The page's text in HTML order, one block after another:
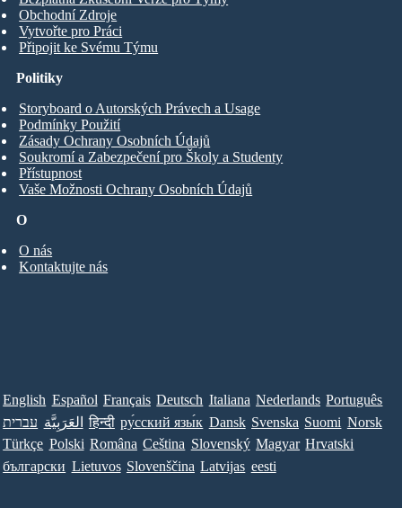
Obchodní Zdroje
Vytvořte pro Práci
Připojit ke Svému Týmu
O
O nás
Kontaktujte nás
Politiky
Storyboard o Autorských Právech a Usage
Podmínky Použití
Zásady Ochrany Osobních Údajů
Soukromí a Zabezpečení pro Školy a Studenty
Přístupnost
Vaše Možnosti Ochrany Osobních Údajů
English Español Français Deutsch Italiana Nederlands Português
עברית العَرَبِيَّة हिन्दी ру́сский язы́к Dansk Svenska Suomi Norsk
Türkçe Polski Româna Ceština Slovenský Magyar Hrvatski
български Lietuvos Slovenščina Latvijas eesti